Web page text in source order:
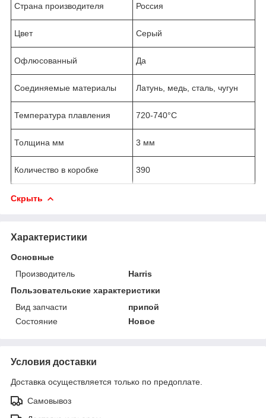
Страна производителя Россия
Цвет Серый
Офлюсованный Да
Соединяемые материалы Латунь, медь, сталь, чугун
Температура плавления 720-740°C
Толщина мм 3 мм
Количество в коробке 390
Скрыть
Характеристики
Основные
Производитель
Harris
Пользовательские характеристики
Вид запчасти
припой
Состояние
Новое
Условия доставки
Доставка осуществляется только по предоплате.
Самовывоз